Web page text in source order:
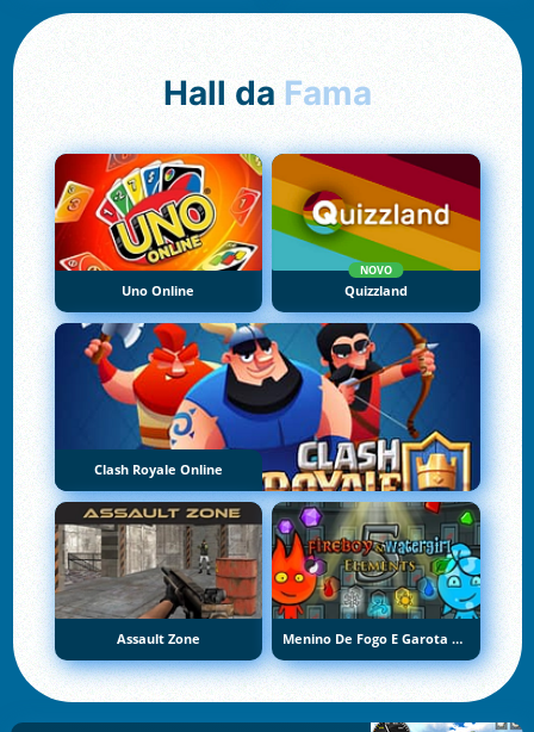
Hall da Fama
Uno Online
NOVO
Quizzland
Clash Royale Online
Assault Zone Menino De Fogo E Garota De Água 5: Elementos